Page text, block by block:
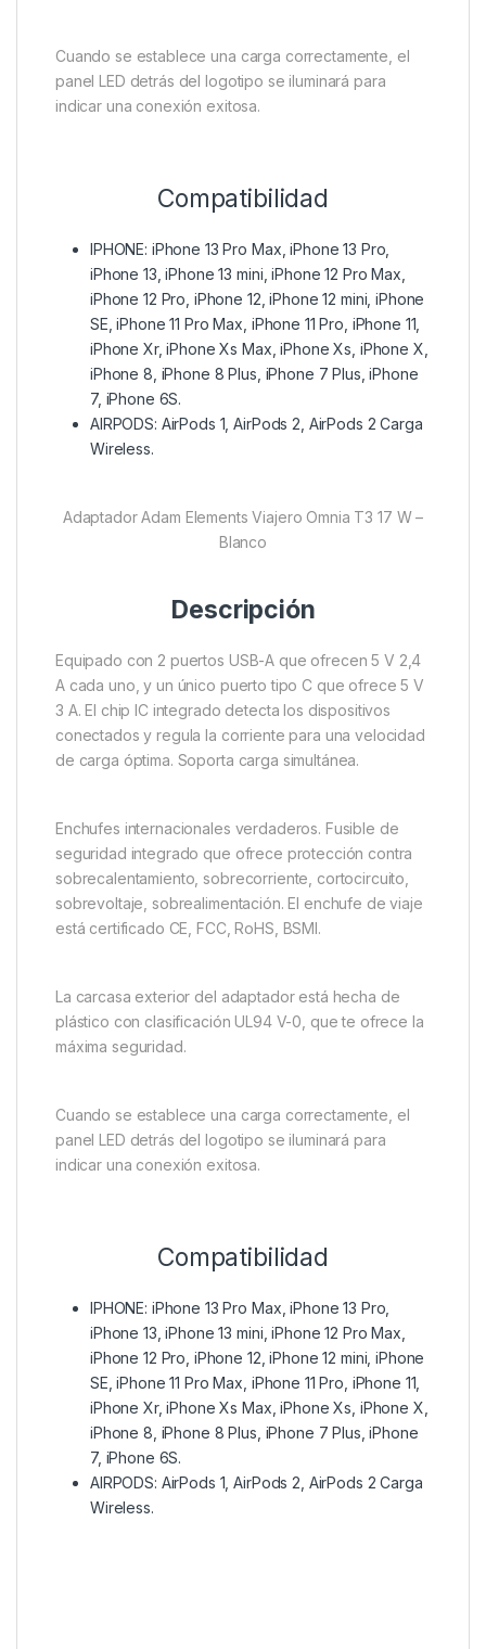
Cuando se establece una carga correctamente, el
panel LED detrás del logotipo se iluminará para
indicar una conexión exitosa.
Compatibilidad
IPHONE: iPhone 13 Pro Max, iPhone 13 Pro,
iPhone 13, iPhone 13 mini, iPhone 12 Pro Max,
iPhone 12 Pro, iPhone 12, iPhone 12 mini, iPhone
SE, iPhone 11 Pro Max, iPhone 11 Pro, iPhone 11,
iPhone Xr, iPhone Xs Max, iPhone Xs, iPhone X,
iPhone 8, iPhone 8 Plus, iPhone 7 Plus, iPhone
7, iPhone 6S.
AIRPODS: AirPods 1, AirPods 2, AirPods 2 Carga
Wireless.
Adaptador Adam Elements Viajero Omnia T3 17 W –
Blanco
Descripción
Equipado con 2 puertos USB-A que ofrecen 5 V 2,4
A cada uno, y un único puerto tipo C que ofrece 5 V
3 A. El chip IC integrado detecta los dispositivos
conectados y regula la corriente para una velocidad
de carga óptima. Soporta carga simultánea.
Enchufes internacionales verdaderos. Fusible de
seguridad integrado que ofrece protección contra
sobrecalentamiento, sobrecorriente, cortocircuito,
sobrevoltaje, sobrealimentación. El enchufe de viaje
está certificado CE, FCC, RoHS, BSMI.
La carcasa exterior del adaptador está hecha de
plástico con clasificación UL94 V-0, que te ofrece la
máxima seguridad.
Cuando se establece una carga correctamente, el
panel LED detrás del logotipo se iluminará para
indicar una conexión exitosa.
Compatibilidad
IPHONE: iPhone 13 Pro Max, iPhone 13 Pro,
iPhone 13, iPhone 13 mini, iPhone 12 Pro Max,
iPhone 12 Pro, iPhone 12, iPhone 12 mini, iPhone
SE, iPhone 11 Pro Max, iPhone 11 Pro, iPhone 11,
iPhone Xr, iPhone Xs Max, iPhone Xs, iPhone X,
iPhone 8, iPhone 8 Plus, iPhone 7 Plus, iPhone
7, iPhone 6S.
AIRPODS: AirPods 1, AirPods 2, AirPods 2 Carga
Wireless.